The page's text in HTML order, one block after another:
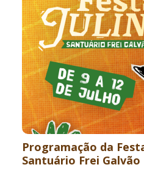
Programação da
Santuário Frei Galvão